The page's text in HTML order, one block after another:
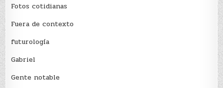
Fotos cotidianas
Fuera de contexto
futurología
Gabriel
Gente notable